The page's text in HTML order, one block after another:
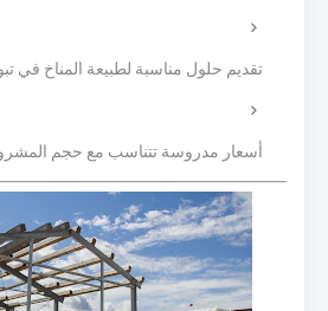
تقديم حلول مناسبة لطبيعة المناخ في
أسعار مدروسة تتناسب مع حجم